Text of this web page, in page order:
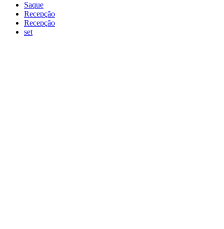
Saque
Recepção
Recepção
set